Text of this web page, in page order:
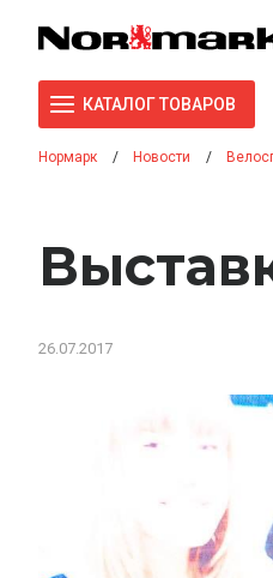
КАТАЛОГ ТОВАРОВ
Нормарк Новости
26.07.2017